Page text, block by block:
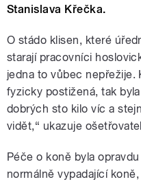
Stanislava Křečka.
O stádo klisen, které
starají pracovníci
jedna to vůbec nepřežije.
fyzicky postižená, tak
dobrých sto kilo víc a
vidět,“ ukazuje
Péče o koně byla
normálně vypadající